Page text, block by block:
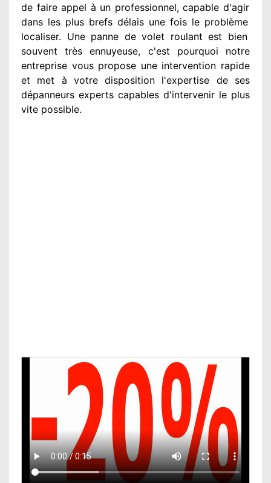
de faire appel à un professionnel, capable d'agir
dans les plus brefs délais une fois le problème
localiser. Une panne de volet roulant est bien
souvent très ennuyeuse, c'est pourquoi notre
entreprise vous propose une intervention rapide
et met à votre disposition l'expertise de ses
dépanneurs experts capables d'intervenir le plus
vite possible.